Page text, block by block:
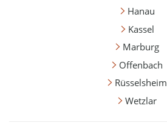
Hanau
Kassel
Marburg
Offenbach
Rüsselsheim
Wetzlar